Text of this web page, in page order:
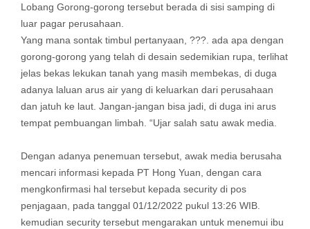
Lobang Gorong-gorong tersebut berada di sisi samping di
luar pagar perusahaan.
Yang mana sontak timbul pertanyaan, ???. ada apa dengan
gorong-gorong yang telah di desain sedemikian rupa, terlihat
jelas bekas lekukan tanah yang masih membekas, di duga
adanya laluan arus air yang di keluarkan dari perusahaan
dan jatuh ke laut. Jangan-jangan bisa jadi, di duga ini arus
tempat pembuangan limbah. “Ujar salah satu awak media.
Dengan adanya penemuan tersebut, awak media berusaha
mencari informasi kepada PT Hong Yuan, dengan cara
mengkonfirmasi hal tersebut kepada security di pos
penjagaan, pada tanggal 01/12/2022 pukul 13:26 WIB.
kemudian security tersebut mengarakan untuk menemui ibu